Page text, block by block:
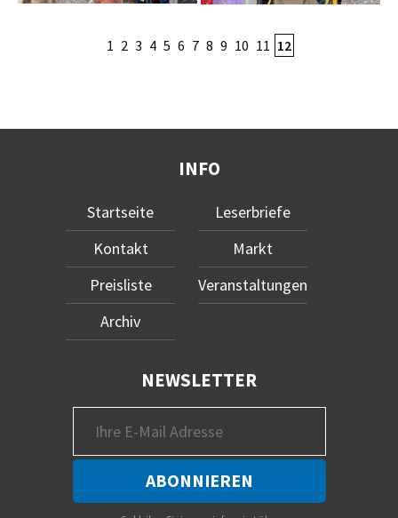
1 2 3 4 5 6 7 8 9 10 11 12
INFO
Startseite
Kontakt
Preisliste
Archiv
Leserbriefe
Markt
Veranstaltungen
NEWSLETTER